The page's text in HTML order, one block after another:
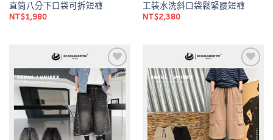
直筒八分下口袋可拆短褲
NT$1,980
工裝水洗斜口袋鬆緊腰短褲
NT$2,380
Add to
wishlist
Add to
wishlist